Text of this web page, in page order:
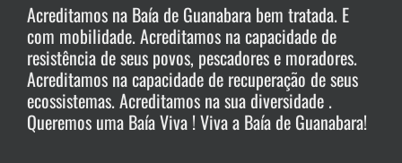
Acreditamos na Baía de Guanabara bem tratada. E
com mobilidade. Acreditamos na capacidade de
resistência de seus povos, pescadores e moradores.
Acreditamos na capacidade de recuperação de seus
ecossistemas. Acreditamos na sua diversidade .
Queremos uma Baía Viva ! Viva a Baía de Guanabara!